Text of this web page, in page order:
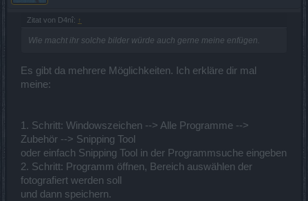
Zitat von D4nî: ↑
Wie macht ihr solche bilder würde auch gerne meine enfügen.
Es gibt da mehrere Möglichkeiten. Ich erkläre dir mal
meine:
1. Schritt: Windowszeichen --> Alle Programme -->
Zubehör --> Snipping Tool
oder einfach Snipping Tool in der Programmsuche eingeben
2. Schritt: Programm öffnen, Bereich auswählen der
fotografiert werden soll
und dann speichern.